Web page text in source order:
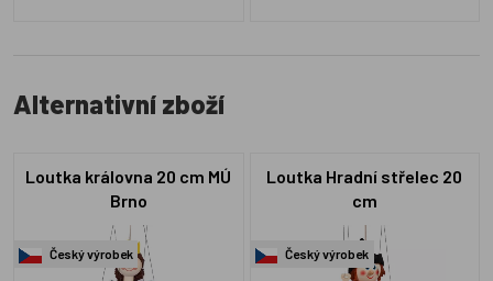
Alternativní zboží
Loutka královna 20 cm MÚ
Brno
Český výrobek
Loutka Hradní střelec 20
cm
Český výrobek